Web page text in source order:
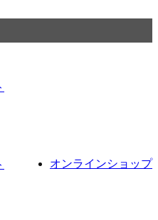
オンラインショップ